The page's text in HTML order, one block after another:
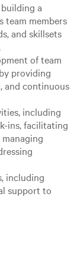
a
team members
and skillsets
of team
providing
and continuous
including
ins, facilitating
including
support to